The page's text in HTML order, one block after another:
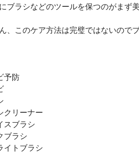
ブラシなどのツールを保つのがまず
、このケア方法は完璧ではないので
予防
クリーナー
スブラシ
ブラシ
イトブラシ